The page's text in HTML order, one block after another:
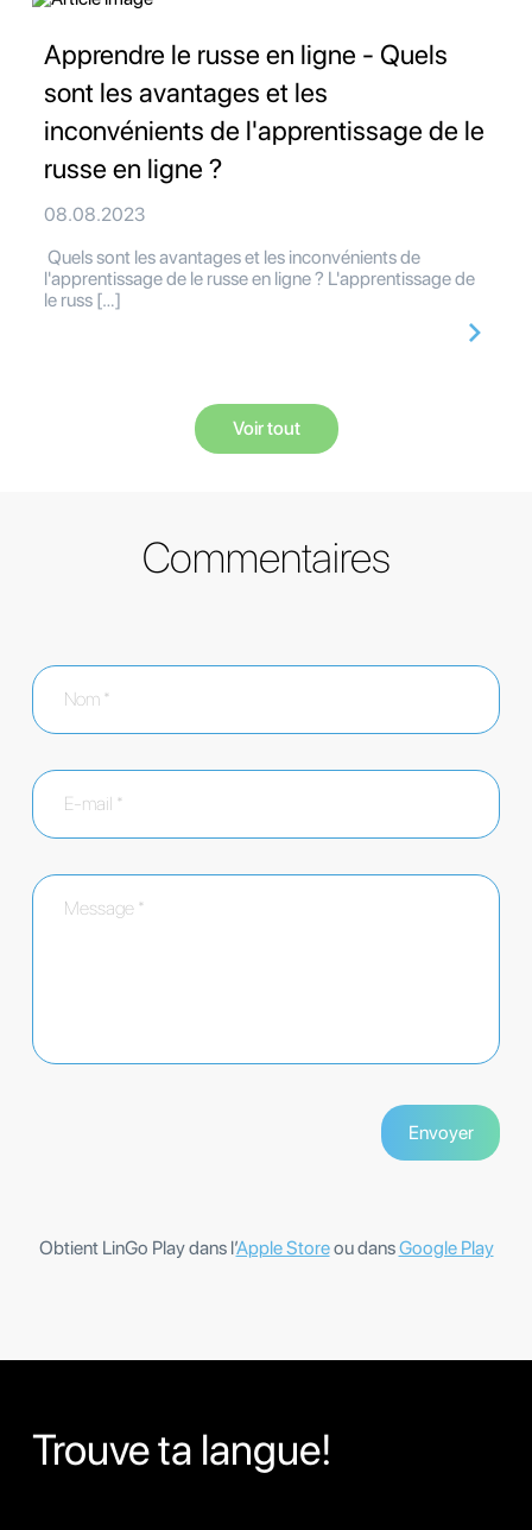
Apprendre le russe en ligne - Quels
sont les avantages et les
inconvénients de l'apprentissage de le
russe en ligne ?
08.08.2023
Quels sont les avantages et les inconvénients de
l'apprentissage de le russe en ligne ? L'apprentissage de
le russ […]
Voir tout
Commentaires
Obtient LinGo Play dans l’Apple Storeou dansGoogle Play
Trouve ta langue!